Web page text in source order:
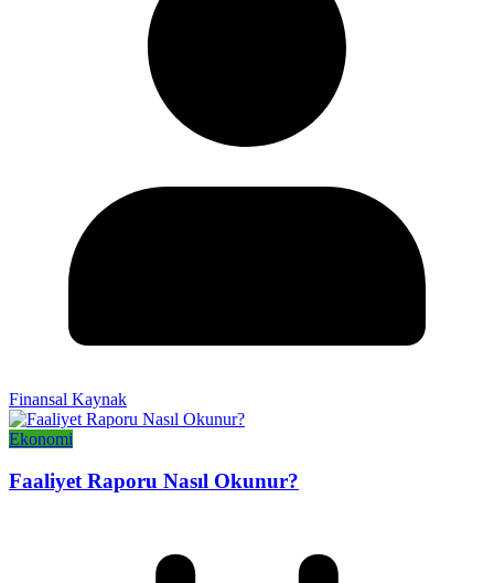
Finansal Kaynak
Ekonomi
Faaliyet Raporu Nasıl Okunur?